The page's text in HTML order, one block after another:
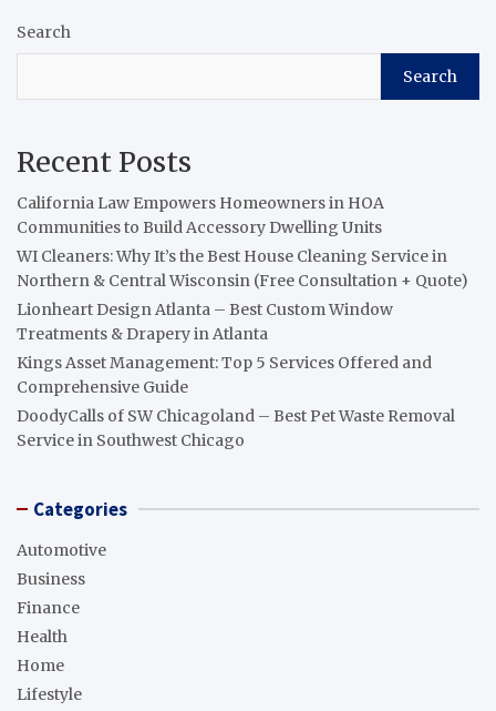
Search
Search
Recent Posts
California Law Empowers Homeowners in HOA
Communities to Build Accessory Dwelling Units
WI Cleaners: Why It’s the Best House Cleaning Service in
Northern & Central Wisconsin (Free Consultation + Quote)
Lionheart Design Atlanta – Best Custom Window
Treatments & Drapery in Atlanta
Kings Asset Management: Top 5 Services Offered and
Comprehensive Guide
DoodyCalls of SW Chicagoland – Best Pet Waste Removal
Service in Southwest Chicago
Categories
Automotive
Business
Finance
Health
Home
Lifestyle